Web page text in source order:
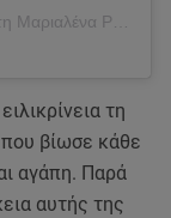
Η δημοσίευση κοινοποιήθηκε από το χρήστη Μαριαλένα Ρουμελιώτη (@marialena.rou)
τη
που βίωσε κάθε
αγάπη. Παρά
αυτής της